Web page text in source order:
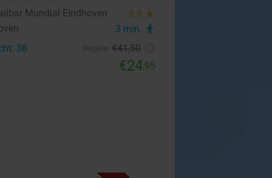
Mundial Eindhoven
8.8 star
3 min. directions_walk
38 €41,50
€24,95